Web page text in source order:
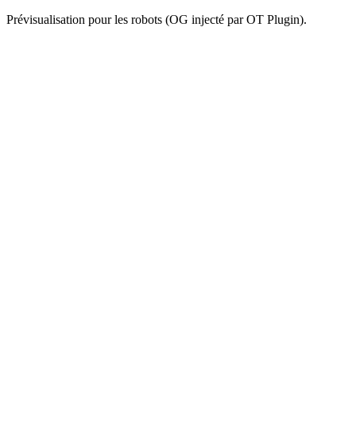
Prévisualisation pour les robots (OG injecté par OT Plugin).